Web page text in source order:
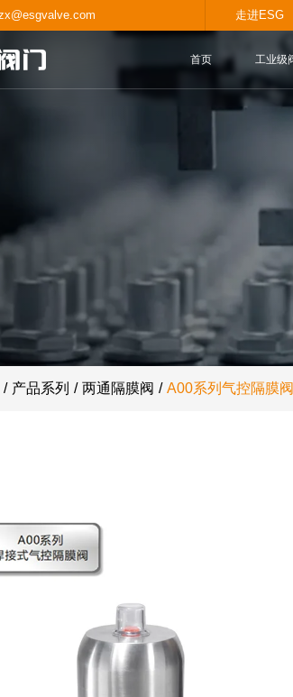
zx@esgvalve.com
产品系列 两通隔膜阀 A00系列气控隔膜阀